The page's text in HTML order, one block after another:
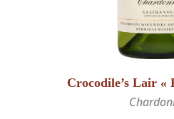
Crocodile’s Lair «